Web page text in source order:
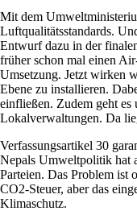
Mit dem
Luftqualitätsstandards.
Entwurf dazu in der
früher schon mal einen
Umsetzung. Jetzt wirken
Ebene zu installieren.
einfließen. Zudem geht es
Lokalverwaltungen. Da
Verfassungsartikel 30
Nepals Umweltpolitik hat
Parteien. Das Problem ist
CO2-Steuer, aber das
Klimaschutz.